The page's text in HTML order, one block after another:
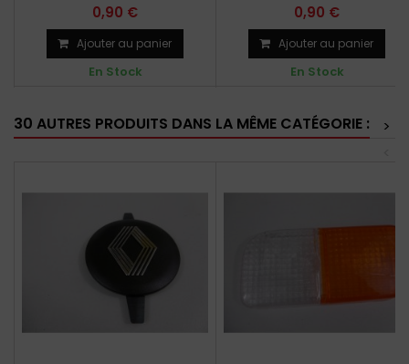
0,90 €
Ajouter au panier
En Stock
0,90 €
Ajouter au panier
En Stock
30 AUTRES PRODUITS DANS LA MÊME CATÉGORIE :
>